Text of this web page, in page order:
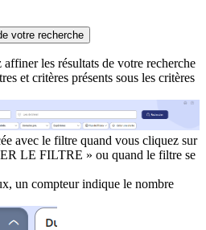
votre recherche
les résultats de votre recherche
et critères présents sous les critères
avec le filtre quand vous cliquez sur
LE FILTRE » ou quand le filtre se
un compteur indique le nombre